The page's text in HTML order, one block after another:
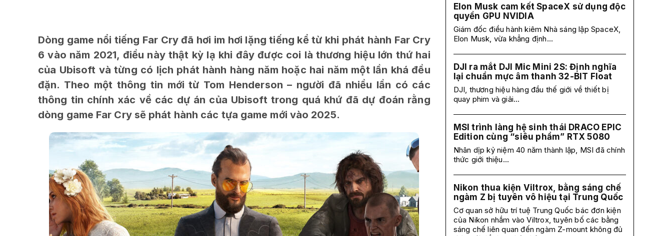
Dòng game nổi tiếng Far Cry đã hơi im hơi lặng tiếng kể từ khi phát hành Far Cry
6 vào năm 2021, điều này thật kỳ lạ khi đây được coi là thương hiệu lớn thứ hai
của Ubisoft và từng có lịch phát hành hàng năm hoặc hai năm một lần khá đều
đặn. Theo một thông tin mới từ Tom Henderson – người đã nhiều lần có các
thông tin chính xác về các dự án của Ubisoft trong quá khứ đã dự đoán rằng
dòng game Far Cry sẽ phát hành các tựa game mới vào 2025.
Elon Musk cam kết SpaceX sử dụng độc
quyền GPU NVIDIA
Giám đốc điều hành kiêm Nhà sáng lập SpaceX,
Elon Musk, vừa khẳng định...
DJI ra mắt DJI Mic Mini 2S: Định nghĩa
lại chuẩn mực âm thanh 32-BIT Float
DJI, thương hiệu hàng đầu thế giới về thiết bị
quay phim và giải...
MSI trình làng hệ sinh thái DRACO EPIC
Edition cùng “siêu phẩm” RTX 5080
Nhân dịp kỷ niệm 40 năm thành lập, MSI đã chính
thức giới thiệu...
Nikon thua kiện Viltrox, bằng sáng chế
ngàm Z bị tuyên vô hiệu tại Trung Quốc
Cơ quan sở hữu trí tuệ Trung Quốc bác đơn kiện
của Nikon nhắm vào Viltrox, tuyên bố các bằng
sáng chế liên quan đến ngàm Z-mount không đủ